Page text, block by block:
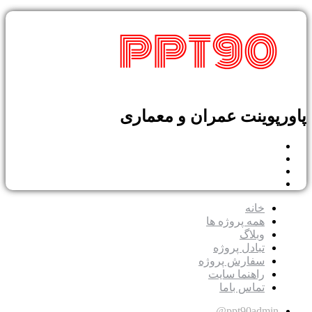
عمران و معماری
خانه
همه پروژه ها
وبلاگ
تبادل پروژه
سفارش پروژه
راهنما سایت
تماس باما